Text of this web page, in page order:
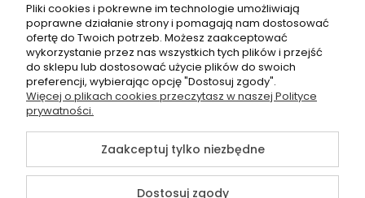
+48535745555
Pliki cookies i pokrewne im technologie umożliwiają
poprawne działanie strony i pomagają nam dostosować
ofertę do Twoich potrzeb. Możesz zaakceptować
wykorzystanie przez nas wszystkich tych plików i przejść
do sklepu lub dostosować użycie plików do swoich
preferencji, wybierając opcję "Dostosuj zgody".
Więcej o plikach cookies przeczytasz w naszej Polityce
prywatności.
Zaakceptuj tylko niezbędne
Dostosuj zgody